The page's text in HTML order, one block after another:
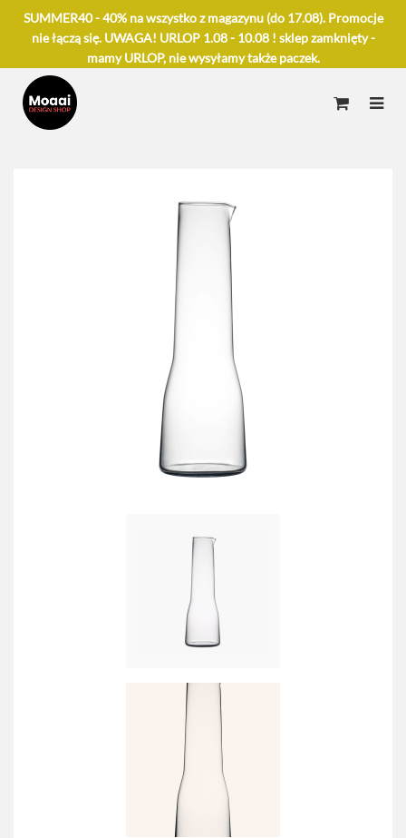
SUMMER40 - 40% na wszystko z magazynu (do 17.08). Promocje
nie łączą się. UWAGA! URLOP 1.08 - 10.08 ! sklep zamknięty -
mamy URLOP, nie wysyłamy także paczek.